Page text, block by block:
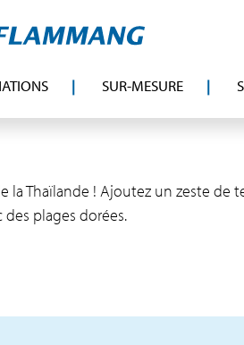
SUR-MESURE
la Thaïlande ! Ajoutez un zeste
plages dorées.